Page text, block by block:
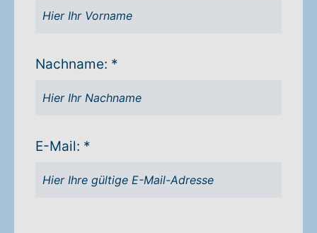
Nachname: *
E-Mail: *